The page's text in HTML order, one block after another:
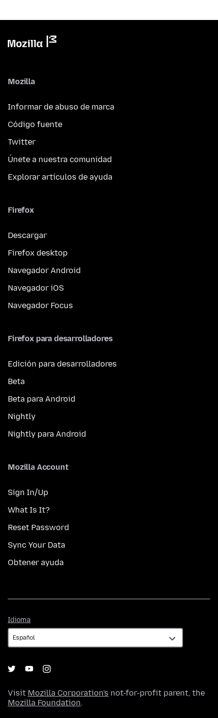
Mozilla
Informar de abuso de marca
Código fuente
Twitter
Únete a nuestra comunidad
Explorar artículos de ayuda
Firefox
Descargar
Firefox desktop
Navegador Android
Navegador iOS
Navegador Focus
Firefox para desarrolladores
Edición para desarrolladores
Beta
Beta para Android
Nightly
Nightly para Android
Mozilla Account
Sign In/Up
What Is It?
Reset Password
Sync Your Data
Obtener ayuda
Idioma
Visit Mozilla Corporation's not-for-profit parent, the
Mozilla Foundation.